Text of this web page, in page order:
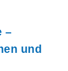
–
und